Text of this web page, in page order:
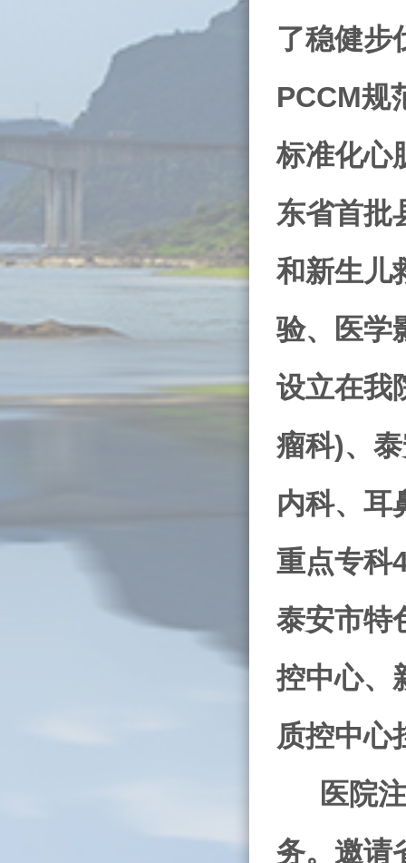
了稳健步
PCCM规
标准化心
东省首批
和新生儿
验、医学
设立在我
瘤科)、
内科、耳
重点专科
泰安市特
控中心、
质控中心
医院
务。邀请